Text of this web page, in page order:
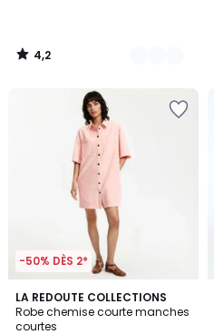
4,2
/
-50% DÈS 2*
LA REDOUTE COLLECTIONS
Robe chemise courte manches
courtes
4,5
/ 5
2
Couleurs